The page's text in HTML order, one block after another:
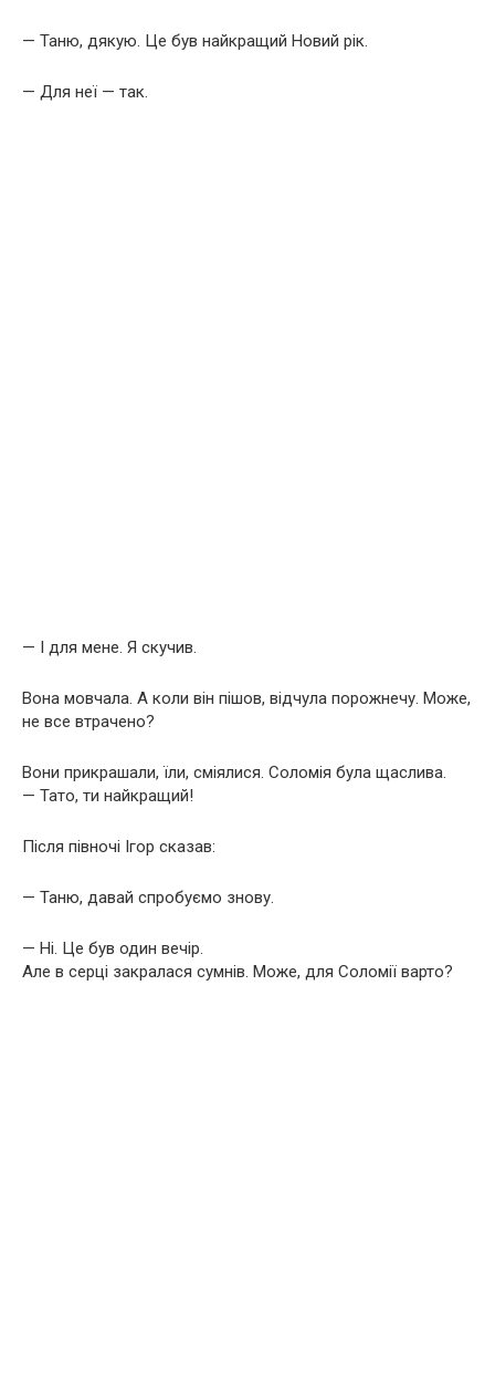
— Таню, дякую. Це був найкращий Новий рік.
— Для неї — так.
— І для мене. Я скучив.
Вона мовчала. А коли він пішов, відчула порожнечу. Може,
не все втрачено?
Вони прикрашали, їли, сміялися. Соломія була щаслива.
— Тато, ти найкращий!
Після півночі Ігор сказав:
— Таню, давай спробуємо знову.
— Ні. Це був один вечір.
Але в серці закралася сумнів. Може, для Соломії варто?